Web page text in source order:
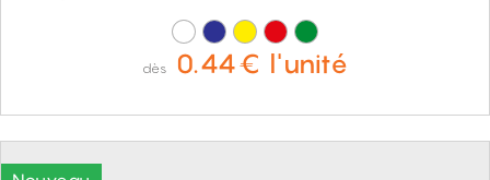
dès 0.44€ l'unité